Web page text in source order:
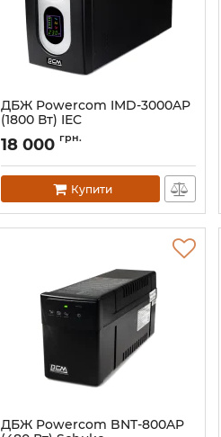
ДБЖ Powercom IMD-3000AP
(1800 Вт) IEC
Артикул: 00210186
18 000 грн.
Купити
ДБЖ Powercom BNT-800AP